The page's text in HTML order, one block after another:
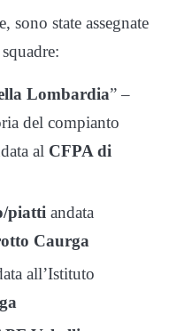
sono state assegnate
:
Lombardia” –
del compianto
al CFPA di
piatti andata
Caurga
all’Istituto